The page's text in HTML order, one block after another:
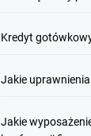
Kredyt
Jakie
Jakie